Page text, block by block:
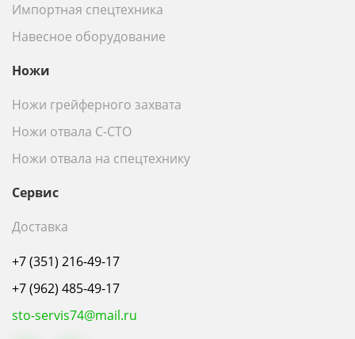
Импортная спецтехника
Навесное оборудование
Ножи
Ножи грейферного захвата
Ножи отвала С-СТО
Ножи отвала на спецтехнику
Сервис
Доставка
+7 (351) 216-49-17
+7 (962) 485-49-17
sto-servis74@mail.ru